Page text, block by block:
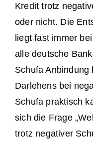
Kredit trotz
oder nicht. Die
liegt fast immer
alle deutsche
Schufa
Darlehens bei
Schufa praktisch
sich die Frage
trotz negativer